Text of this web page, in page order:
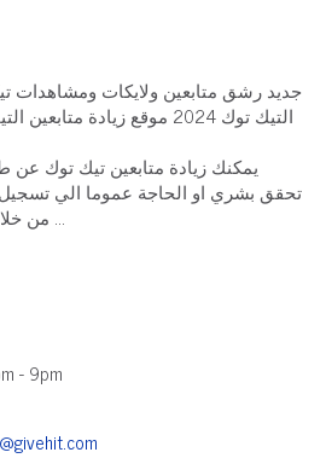
التيك توك 2024 موقع زيادة
يمكنك زيادة متابعين تيك توك
تحقق بشري او الحاجة عموما الي
من خلال اسم المستخدم تستطيع ...
- 9pm